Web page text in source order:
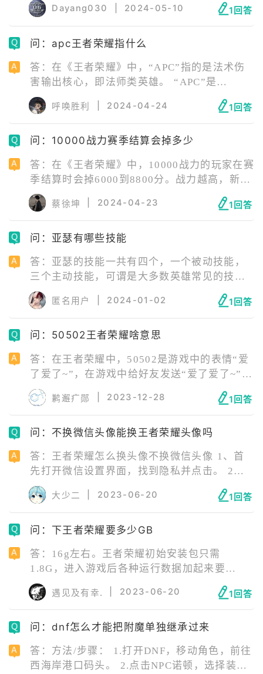
游戏中的灵活性和爆发力。
期，是著名的历史人物，而花木兰的故事则是
在后来的文学和艺术作品中流传开来，关于她
的历史真实性仍有争议。 在游戏《王者荣耀》
分别属于不同的阵营，但在游戏中，他们又被
设定为情侣关系。
Dayang030 2024-05-10 1回答
问：apc王者荣耀指什么
答：在《王者荣耀》中，“APC”指的是法术伤
害输出核心，即法师类英雄。 “APC”是
“Ability Power Carry”的缩写，其中“A”代表
“Ability”（能力），“P”代表“Power”（力
量），“C”代表“Carry”（核心或携带者）。这
类英雄通常以技能伤害为主要输出方式，对敌
队技能伤害输出的核心角色，对团队的魔法输
出有着决定性的影响。
呼唤胜利 2024-04-24 1回答
问：10000战力赛季结算会掉多少
答：在《王者荣耀》中，10000战力的玩家在赛
季结算时会掉6000到8800分。战力越高，新赛
季掉的就相对较少。具体的掉分情况可能会因
为游戏的具体规则和更新情况有所不同，建议
参考游戏的最新公告或者咨询游戏客服获取最
准确的信息。
蔡徐坤 2024-04-23 1回答
问：亚瑟有哪些技能
答：亚瑟的技能一共有四个，一个被动技能，
三个主动技能，可谓是大多数英雄常见的技能
配置。 被动技能：圣光守护每2秒恢复2％的最
大生命。 一技能：誓约之盾 亚瑟增加30%移
速,持续3秒,下次普攻变为跳新,造成180(+100%
物理攻击)物理伤井将目标沉默1秒。 同时敌方
外造成目标1%最大生命的法术伤害。标记时近
的友军会增加10%的移速。
匿名用户 2024-01-02 1回答
问：50502王者荣耀啥意思
答：在王者荣耀中，50502是游戏中的表情“爱
了爱了~”，在游戏中给好友发送“爱了爱了~”，
好友需要打开消息同步，然后在QQ中查看此条
消息，就会发现这个表情消息变成了50502。
鹣邂疒郧 2023-12-28 1回答
问：不换微信头像能换王者荣耀头像吗
答：王者荣耀怎么换头像不换微信头像 1、首
先打开微信设置界面，找到隐私并点击。 2、
在最下方点击授权管理，找到王者荣耀并删
除。 3、然后打开王者荣耀，并选择微信登
录。 4、进入到游戏授权界面后，选择新建头
像，这样就可以独立更换头像了。 5、要注意
话，王者荣耀的头像就会重新进入同步状态。
大少二 2023-06-20 1回答
问：下王者荣耀要多少GB
答：16g左右。王者荣耀初始安装包只需
1.8G，进入游戏后各种运行数据加起来要
15g。另外还要考虑缓存，所以说王者荣耀内存
至少要16G，对设备配置的要求就比较高。
遇见及有幸. 2023-06-20 1回答
问：dnf怎么才能把附魔单独继承过来
答：方法/步骤： 1.打开DNF，移动角色，前往
西海岸港口码头。 2.点击NPC诺顿，选择装备